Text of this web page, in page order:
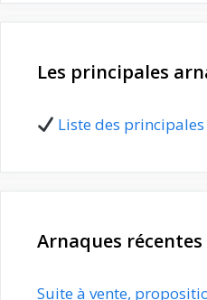
Les principales
Liste des
Arnaques récentes
Suite à vente,